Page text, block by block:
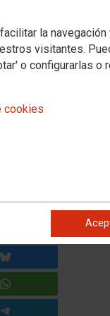
la navegación
visitantes.
o configurarlas o
cookies
de